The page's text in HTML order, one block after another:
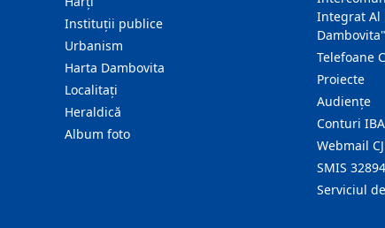
Instituţii publice
Urbanism
Harta Dambovita
Localitaţi
Heraldică
Album foto
Integrat Al
Dambovita"
Telefoane
Proiecte
Audienţe
Conturi
Webmail
SMIS
Serviciul